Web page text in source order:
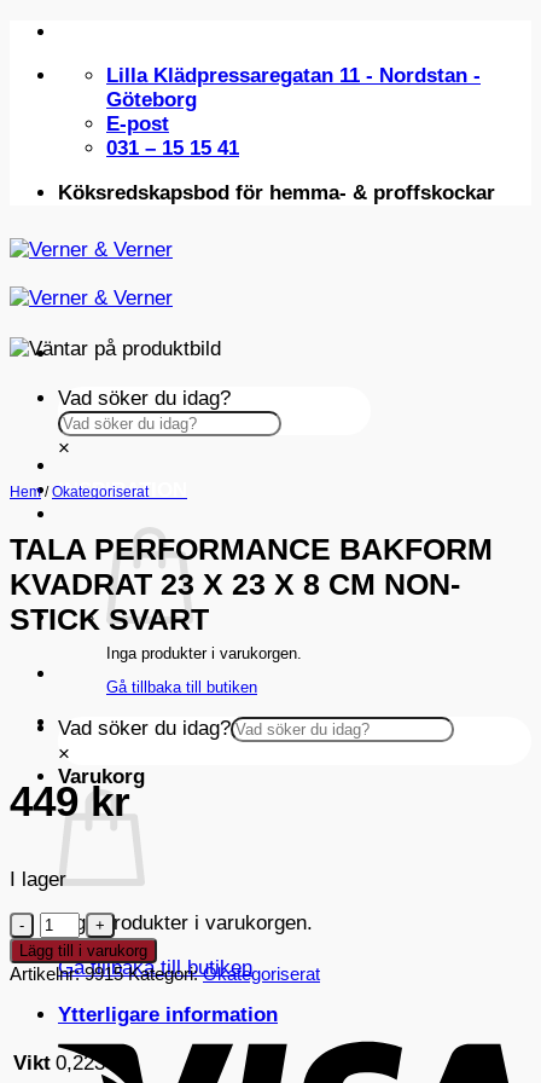
Skip
content
Lilla Klädpressaregatan 11 - Nordstan -
Göteborg
E-post
031 – 15 15 41
Köksredskapsbod för hemma- & proffskockar
Vad söker du idag?
×
INSPIRATION
Inga produkter i varukorgen.
Gå tillbaka till butiken
Vad söker du idag?
×
Varukorg
Inga produkter i varukorgen.
Gå tillbaka till butiken
Hem / Okategoriserat
TALA PERFORMANCE BAKFORM
KVADRAT 23 X 23 X 8 CM NON-
STICK SVART
449kr
I lager
Tala
Performance
Bakform
23
23
Lägg till i varukorg
Artikelnr:9915 Kategori:Okategoriserat
Ytterligare information
Vikt 0,223 kg